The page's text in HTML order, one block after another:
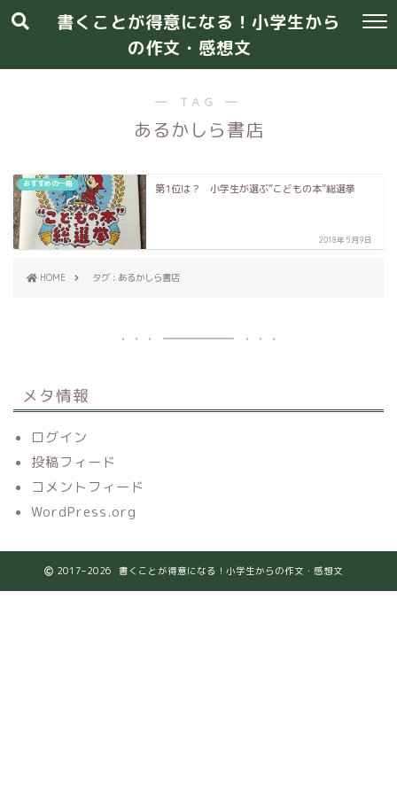
書くことが得意になる！小学生から
の作文・感想文
― TAG ―
あるかしら書店
おすすめの一冊 第1位は？ 小学生が選ぶ”こどもの本”総選挙
2018年5月9日
HOME タグ : あるかしら書店
メタ情報
ログイン
投稿フィード
コメントフィード
WordPress.org
2017–2026 書くことが得意になる！小学生からの作文・感想文